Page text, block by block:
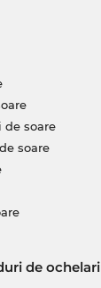
de soare
soare
de ochelari